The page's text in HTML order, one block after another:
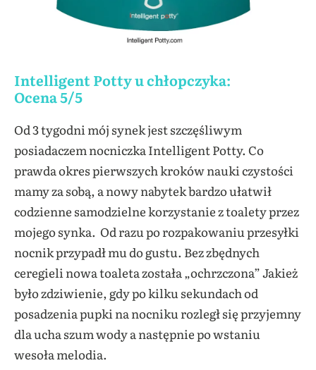
Intelligent Potty u chłopczyka:
Ocena 5/5
Od 3 tygodni mój synek jest szczęśliwym
posiadaczem nocniczka Intelligent Potty. Co
prawda okres pierwszych kroków nauki czystości
mamy za sobą, a nowy nabytek bardzo ułatwił
codzienne samodzielne korzystanie z toalety przez
mojego synka. Od razu po rozpakowaniu przesyłki
nocnik przypadł mu do gustu. Bez zbędnych
ceregieli nowa toaleta została „ochrzczona” Jakież
było zdziwienie, gdy po kilku sekundach od
posadzenia pupki na nocniku rozległ się przyjemny
dla ucha szum wody a następnie po wstaniu
wesoła melodia.